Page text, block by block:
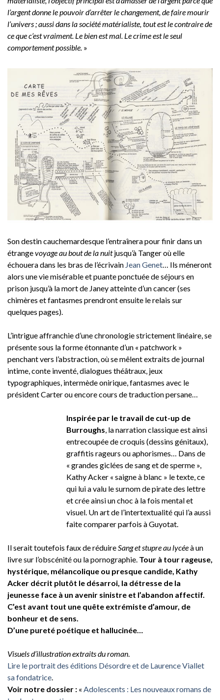
l’argent donne le pouvoir d’arrêter le changement, de faire mourir
l’univers ; aussi dans la société matérialiste, tout est le contraire de
ce que c’est vraiment. Le bien est mal. Le crime est le seul
comportement possible. »
Son destin cauchemardesque l’entraînera pour finir dans un
étrangevoyage au bout de la nuitjusqu’à Tanger où elle
échouera dans les bras de l’écrivain Jean Genet … Ils méneront
alors une vie misérable et puante ponctuée de séjours en
prison jusqu’à la mort de Janey atteinte d’un cancer (ses
chimères et fantasmes prendront ensuite le relais sur
quelques pages).
L’intrigue affranchie d’une chronologie strictement linéaire, se
présente sous la forme étonnante d’un « patchwork »
penchant vers l’abstraction, où se mêlent extraits de journal
intime, conte inventé, dialogues théâtraux, jeux
typographiques, intermède onirique, fantasmes avec le
président Carter ou encore cours de traduction persane…
Inspirée par le travail de cut-up de
Burroughs , la narration classique est ainsi
entrecoupée de croquis (dessins génitaux),
graffitis rageurs ou aphorismes… Dans de
« grandes giclées de sang et de sperme »,
Kathy Acker « saigne à blanc » le texte, ce
qui lui a valu le surnom de pirate des lettre
et crée ainsi un choc à la fois mental et
visuel. Un art de l’intertextualité qui l’a aussi
faite comparer parfois à Guyotat.
Il serait toutefois faux de réduire Sang et stupre au lycéeà un
livre sur l’obscénité ou la pornographie. Tour à tour rageuse,
hystérique, mélancolique ou presque candide, Kathy
Acker décrit plutôt le désarroi, la détresse de la
jeunesse face à un avenir sinistre et l’abandon affectif.
C’est avant tout une quête extrémiste d’amour, de
bonheur et de sens.
D’une pureté poétique et hallucinée…
Visuels d’illustration extraits du roman
Lire le portrait des éditions Désordre et de Laurence Viallet
sa fondatrice
Voir notre dossier : « Adolescents : Les nouveaux romans de